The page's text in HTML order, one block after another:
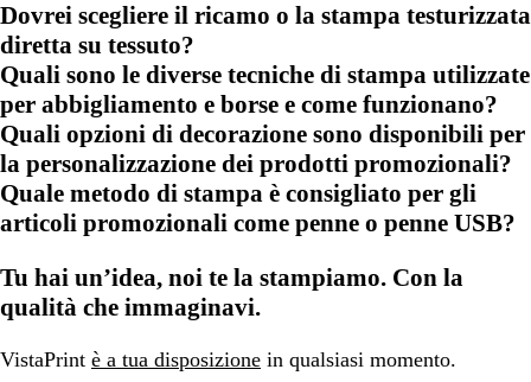
Dovrei scegliere il ricamo o la stampa testurizzata
diretta su tessuto?
Quali sono le diverse tecniche di stampa utilizzate
per abbigliamento e borse e come funzionano?
Quali opzioni di decorazione sono disponibili per
la personalizzazione dei prodotti promozionali?
Quale metodo di stampa è consigliato per gli
articoli promozionali come penne o penne USB?
Tu hai un’idea, noi te la stampiamo. Con la
qualità che immaginavi.
VistaPrint è a tua disposizione in qualsiasi momento.